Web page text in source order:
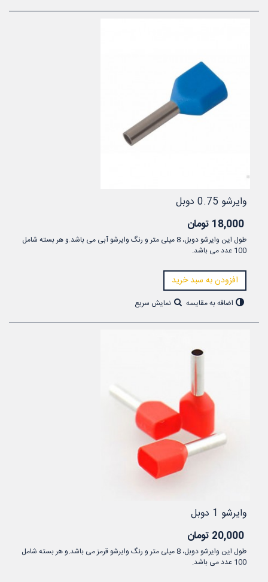
وایرشو 0.75 دوبل
18,000 تومان
طول این وایرشو دوبل، 8 میلی متر و رنگ وایرشو آبی می باشد.و هر بسته شامل
100 عدد می باشد.
افزودن به سبد خرید
اضافه به مقایسه نمایش سریع
وایرشو 1 دوبل
20,000 تومان
طول این وایرشو دوبل، 8 میلی متر و رنگ وایرشو قرمز می باشد.و هر بسته شامل
100 عدد می باشد.